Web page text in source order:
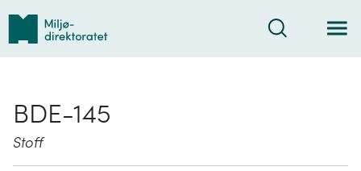
Tilbake
forsiden
Søk
BDE-145
Stoff